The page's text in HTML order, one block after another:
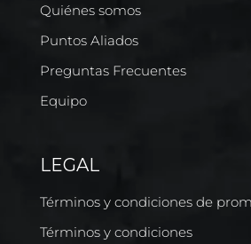
Quiénes somos
Puntos Aliados
Preguntas Frecuentes
Equipo
LEGAL
Términos y condiciones de
Términos y condiciones